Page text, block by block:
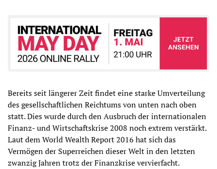
Bereits seit längerer Zeit findet eine starke Umverteilung
des gesellschaftlichen Reichtums von unten nach oben
statt. Dies wurde durch den Ausbruch der internationalen
Finanz- und Wirtschaftskrise 2008 noch extrem verstärkt.
Laut dem World Wealth Report 2016 hat sich das
Vermögen der Superreichen dieser Welt in den letzten
zwanzig Jahren trotz der Finanzkrise vervierfacht.